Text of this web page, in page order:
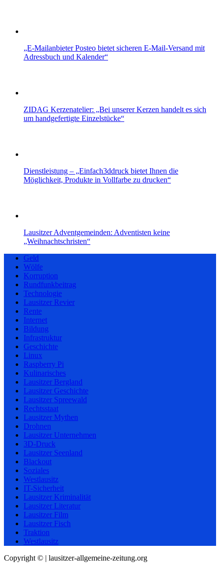
„E-Mailanbieter Posteo bietet sicheren E-Mail-Versand mit
Adressbuch und Kalender“
ZIDAG Kerzenatelier: „Bei unserer Kerzen handelt es sich
um handgefertigte Einzelstücke“
Dienstleistung – „Einfach3ddruck bietet Ihnen die
Möglichkeit, Produkte in Vollfarbe zu drucken“
Lausitzer Adventgemeinden: Adventisten keine
„Weihnachtschristen“
Geld
Wölfe
Korruption
Rundfunkbeitrag
Technologie
Lausitzer Revier
Rente
Internet
Bildung
Infrastruktur
Geschichte
Linux
Raspberry Pi
Kulinarisches
Lausitzer Bergland
Lausitzer Geschichte
Lausitzer Spreewald
Rechtsstaat
Lausitzer Mythen
Drohnen
Lausitzer Unternehmen
3D-Druck
Lausitzer Seenland
Blackout
Soziales
Westlausitz
IT-Sicherheit
Lausitzer Kriminalität
Lausitzer Literatur
Lausitzer Film
Lausitzer Fisch
Traktion
Westlausitz
Copyright © | lausitzer-allgemeine-zeitung.org